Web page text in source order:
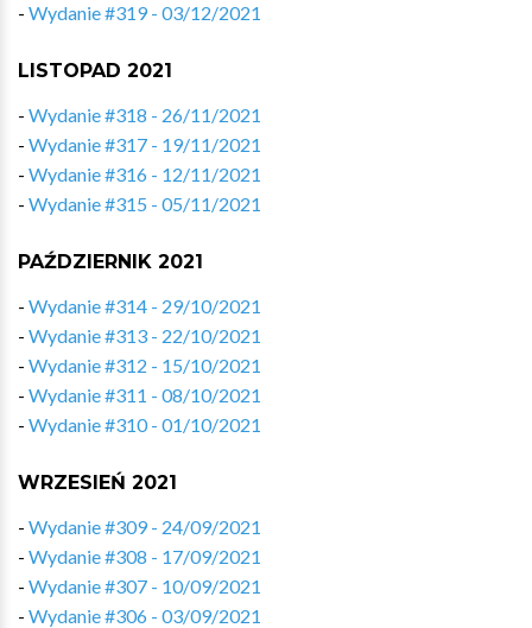
- Wydanie #319 - 03/12/2021
LISTOPAD 2021
- Wydanie #318 - 26/11/2021
- Wydanie #317 - 19/11/2021
- Wydanie #316 - 12/11/2021
- Wydanie #315 - 05/11/2021
PAŹDZIERNIK 2021
- Wydanie #314 - 29/10/2021
- Wydanie #313 - 22/10/2021
- Wydanie #312 - 15/10/2021
- Wydanie #311 - 08/10/2021
- Wydanie #310 - 01/10/2021
WRZESIEŃ 2021
- Wydanie #309 - 24/09/2021
- Wydanie #308 - 17/09/2021
- Wydanie #307 - 10/09/2021
- Wydanie #306 - 03/09/2021